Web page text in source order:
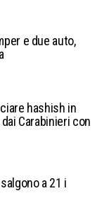
e due auto,
hashish in
Carabinieri con
a 21 i